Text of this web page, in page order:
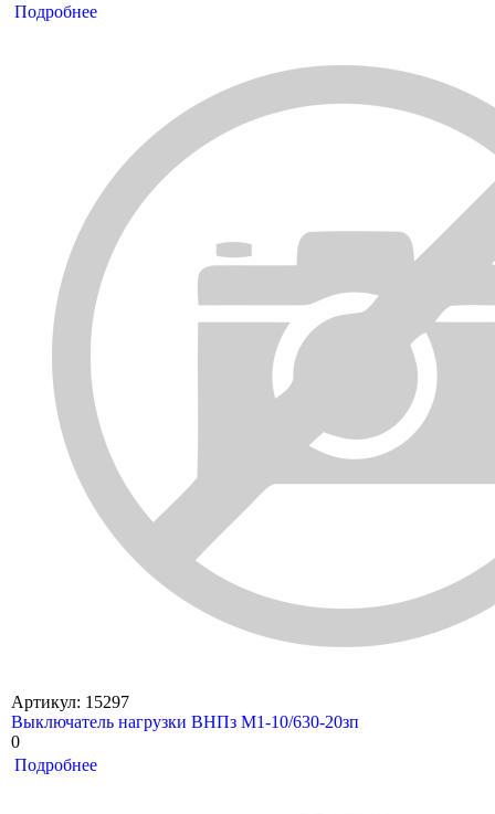
Подробнее
Артикул: 15297
Выключатель нагрузки ВНПз М1-10/630-20зп
0
Подробнее